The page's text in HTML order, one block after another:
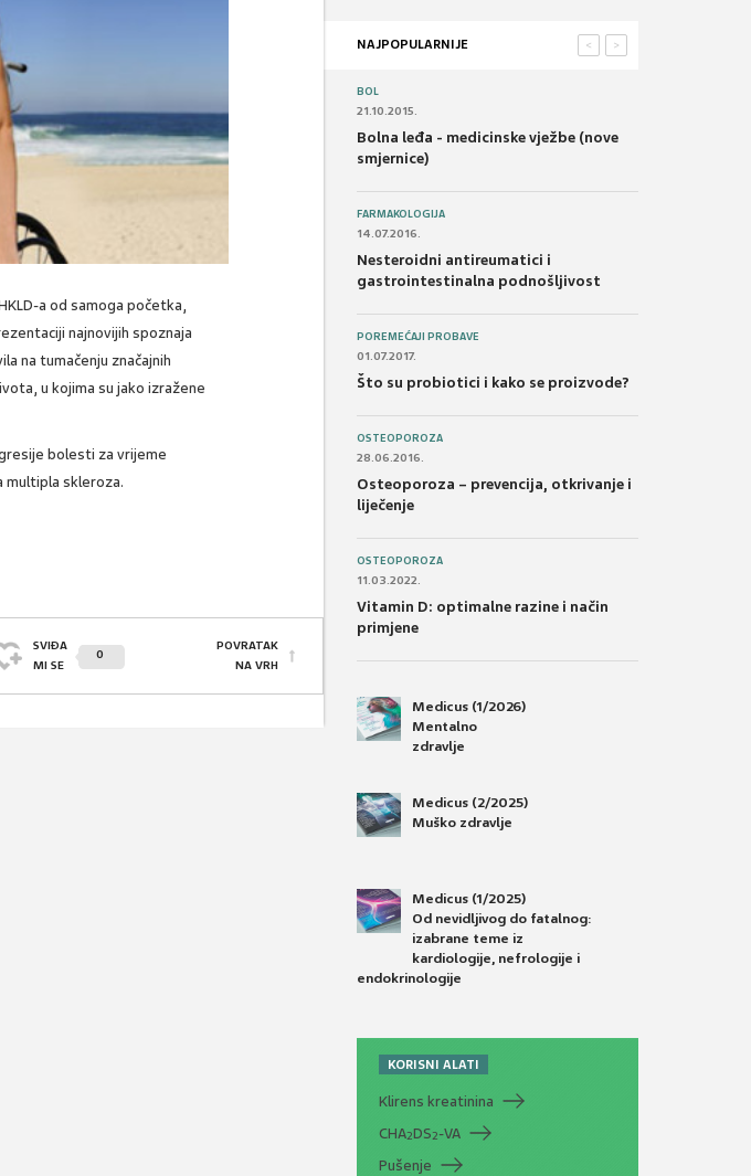
a od samoga početka,
najnovijih spoznaja
na tumačenju značajnih
u kojima su jako izražene
bolesti za vrijeme
multipla skleroza.
SVIĐA
MI SE
0
POVRATAK
NA VRH
NAJPOPULARNIJE >
<
BOL
21.10.2015.
Bolna leđa - medicinske vježbe (nove
smjernice)
FARMAKOLOGIJA
14.07.2016.
Nesteroidni antireumatici i
gastrointestinalna podnošljivost
POREMEĆAJI PROBAVE
01.07.2017.
Što su probiotici i kako se proizvode?
OSTEOPOROZA
28.06.2016.
Osteoporoza – prevencija, otkrivanje i
liječenje
OSTEOPOROZA
11.03.2022.
Vitamin D: optimalne razine i način
primjene
Medicus (1/2026)
Mentalno
zdravlje
Medicus (2/2025)
Muško zdravlje
Medicus (1/2025)
Od nevidljivog do fatalnog:
izabrane teme iz
kardiologije, nefrologije i
endokrinologije
KORISNI ALATI
Klirens kreatinina
CHA2DS2-VA
Pušenje